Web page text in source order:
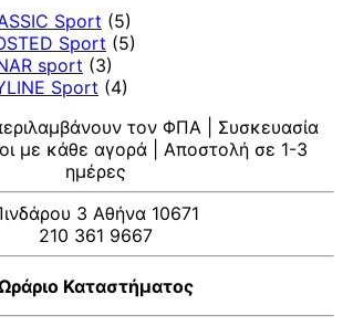
Sport (5)
Sport (5)
sport (3)
Sport (4)
τον ΦΠΑ | Συσκευασία
με κάθε αγορά | Αποστολή σε 1-3
ημέρες
3 Αθήνα 10671
210 361 9667
Καταστήματος